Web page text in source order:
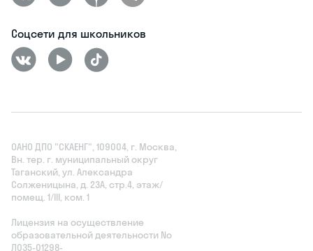
Соцсети для школьников
ОАНО ДПО "СКАЕНГ", 109004, г. Москва,
Вн. тер. г. муниципальный округ
Таганский, ул. Александра
Солженицына, д. 23А, стр.4, этаж/
помещ. 1/III, ком. 1
Лицензия на осуществление
образовательной деятельности No
Л035‑01298-